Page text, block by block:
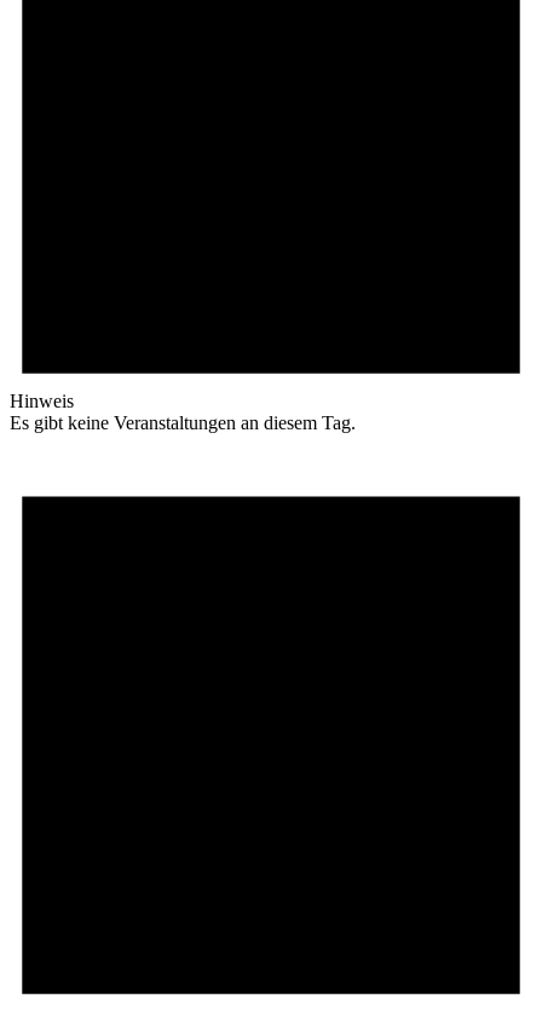
Hinweis
Es gibt keine Veranstaltungen an diesem Tag.